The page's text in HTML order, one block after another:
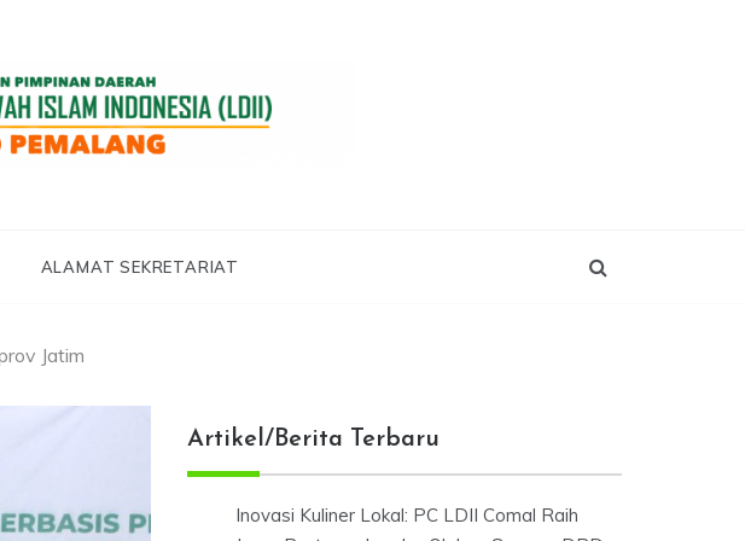
ALAMAT SEKRETARIAT
Jatim
Artikel/Berita Terbaru
Inovasi Kuliner Lokal: PC LDII Comal Raih